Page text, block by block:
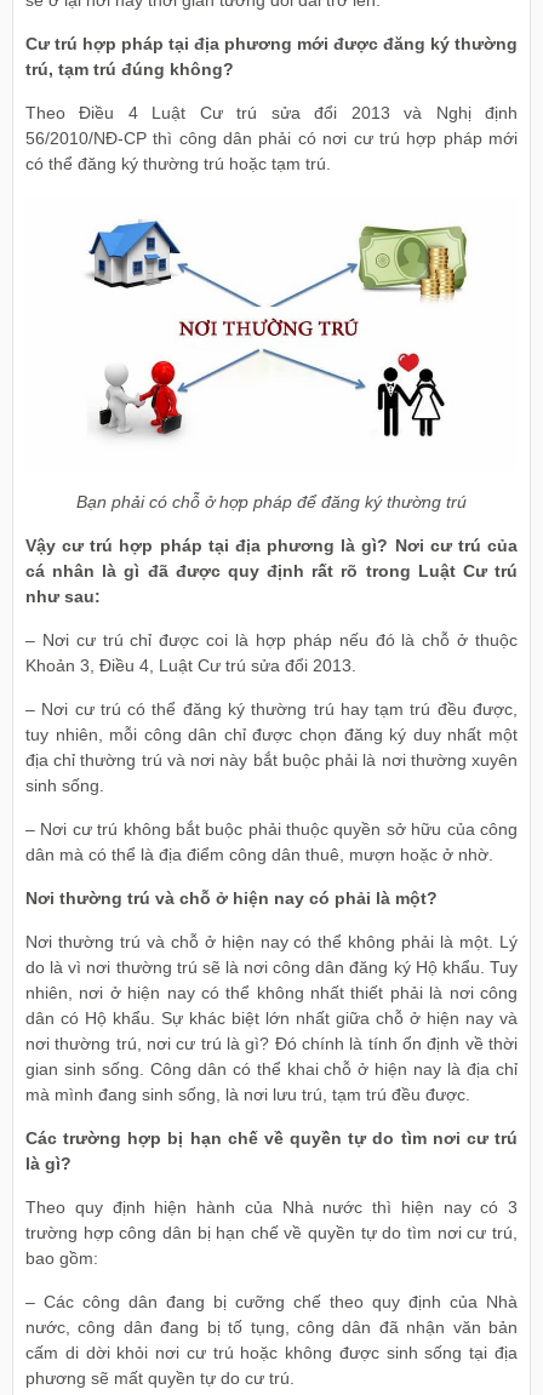
Cư trú hợp pháp tại địa phương mới được đăng ký thường
trú, tạm trú đúng không?
Theo Điều 4 Luật Cư trú sửa đổi 2013 và Nghị định
56/2010/NĐ-CP thì công dân phải có nơi cư trú hợp pháp mới
có thể đăng ký thường trú hoặc tạm trú.
Bạn phải có chỗ ở hợp pháp để đăng ký thường trú
Vậy cư trú hợp pháp tại địa phương là gì? Nơi cư trú của
cá nhân là gì đã được quy định rất rõ trong Luật Cư trú
như sau:
– Nơi cư trú chỉ được coi là hợp pháp nếu đó là chỗ ở thuộc
Khoản 3, Điều 4, Luật Cư trú sửa đổi 2013.
– Nơi cư trú có thể đăng ký thường trú hay tạm trú đều được,
tuy nhiên, mỗi công dân chỉ được chọn đăng ký duy nhất một
địa chỉ thường trú và nơi này bắt buộc phải là nơi thường xuyên
sinh sống.
– Nơi cư trú không bắt buộc phải thuộc quyền sở hữu của công
dân mà có thể là địa điểm công dân thuê, mượn hoặc ở nhờ.
Nơi thường trú và chỗ ở hiện nay có phải là một?
Nơi thường trú và chỗ ở hiện nay có thể không phải là một. Lý
do là vì nơi thường trú sẽ là nơi công dân đăng ký Hộ khẩu. Tuy
nhiên, nơi ở hiện nay có thể không nhất thiết phải là nơi công
dân có Hộ khẩu. Sự khác biệt lớn nhất giữa chỗ ở hiện nay và
nơi thường trú, nơi cư trú là gì? Đó chính là tính ổn định về thời
gian sinh sống. Công dân có thể khai chỗ ở hiện nay là địa chỉ
mà mình đang sinh sống, là nơi lưu trú, tạm trú đều được.
Các trường hợp bị hạn chế về quyền tự do tìm nơi cư trú
là gì?
Theo quy định hiện hành của Nhà nước thì hiện nay có 3
trường hợp công dân bị hạn chế về quyền tự do tìm nơi cư trú,
bao gồm:
– Các công dân đang bị cưỡng chế theo quy định của Nhà
nước, công dân đang bị tố tụng, công dân đã nhận văn bản
cấm di dời khỏi nơi cư trú hoặc không được sinh sống tại địa
phương sẽ mất quyền tự do cư trú.